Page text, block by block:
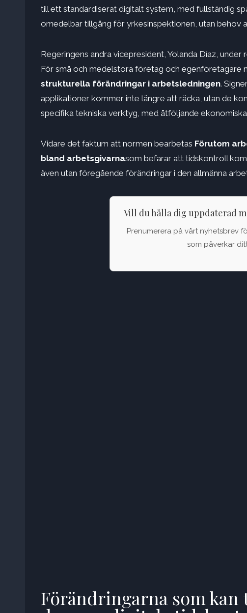
till ett standardiserat digitalt system, med fullständig
omedelbar tillgång för yrkesinspektionen, utan behov
Regeringens andra vicepresident, Yolanda Díaz,
För små och medelstora företag och egenföretagare
strukturella förändringar i arbetsledningen.
applikationer kommer inte längre att räcka, utan de
specifika tekniska verktyg, med åtföljande
Vidare det faktum att normen bearbetas Förutom
bland arbetsgivarnasom befarar att tidskontroll
även utan föregående förändringar i den allmänna
Vill du hålla dig uppdaterad
Prenumerera på vårt nyhetsbrev
som påverkar
Förändringarna som kan